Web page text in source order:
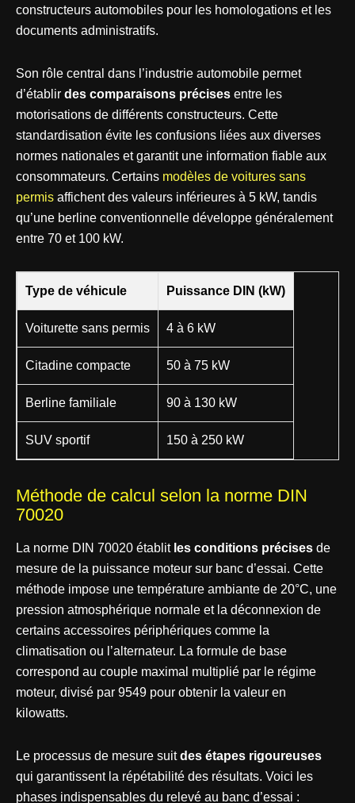
constructeurs automobiles pour les homologations et les
documents administratifs.
Son rôle central dans l’industrie automobile permet
d’établir des comparaisons précises entre les
motorisations de différents constructeurs. Cette
standardisation évite les confusions liées aux diverses
normes nationales et garantit une information fiable aux
consommateurs. Certains modèles de voitures sans
permis affichent des valeurs inférieures à 5 kW, tandis
qu’une berline conventionnelle développe généralement
entre 70 et 100 kW.
Type de véhicule Puissance DIN (kW)
Voiturette sans permis 4 à 6 kW
Citadine compacte 50 à 75 kW
Berline familiale 90 à 130 kW
SUV sportif 150 à 250 kW
Méthode de calcul selon la norme DIN
70020
La norme DIN 70020 établit les conditions précises de
mesure de la puissance moteur sur banc d’essai. Cette
méthode impose une température ambiante de 20°C, une
pression atmosphérique normale et la déconnexion de
certains accessoires périphériques comme la
climatisation ou l’alternateur. La formule de base
correspond au couple maximal multiplié par le régime
moteur, divisé par 9549 pour obtenir la valeur en
kilowatts.
Le processus de mesure suitdes étapes rigoureuses
qui garantissent la répétabilité des résultats. Voici les
phases indispensables du relevé au banc d’essai :